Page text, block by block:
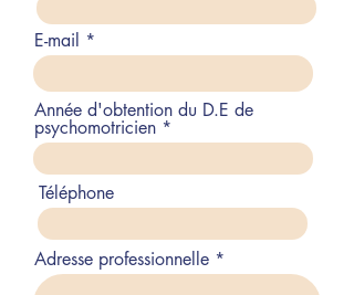
E-mail
Année d'obtention du D.E de
psychomotricien
Téléphone
Adresse professionnelle